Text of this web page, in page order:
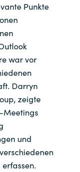
Punkte
war vor
Darryn
zeigte
Meetings
und